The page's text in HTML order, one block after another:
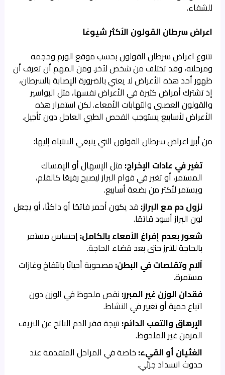
للشفاء.
اعراض سرطان القولون الأكثر شيوعًا
تتنوع اعراض سرطان القولون بحسب موقع الورم وحجمه
ومرحلته، وقد تختلف من شخص لآخر. ومن المهم أن تعرف أن
ظهور أحد هذه الأعراض لا يعني بالضرورة الإصابة بالسرطان،
إذ تشترك أمراض كثيرة في الأعراض نفسها، مثل البواسير
والقولون العصبي والتهابات الأمعاء. لكن استمرار هذه
الأعراض لأسابيع يستوجب الفحص الطبي العاجل دون تأجيل.
من أبرز اعراض سرطان القولون التي ينبغي الانتباه إليها:
تغير في عادات الإخراج: مثل الإسهال أو الإمساك
المستمر، أو تغير في قوام البراز ليصبح رفيعًا كالقلم،
ويستمر لأكثر من بضعة أسابيع.
نزول دم مع البراز: قد يكون أحمر فاتحًا أو داكنًا، أو يجعل
لون البراز أسود قاتمًا.
شعور بعدم إفراغ الأمعاء بالكامل: إحساس مستمر
بالحاجة للتبرز حتى بعد قضاء الحاجة.
آلام وتقلصات في البطن: مصحوبة أحيانًا بانتفاخ وغازات
مستمرة.
فقدان الوزن غير المبرر: نقص ملحوظ في الوزن دون
اتباع حمية أو تغيير في النشاط.
الإرهاق والتعب الدائم: نتيجة فقر الدم الناتج عن النزيف
المزمن غير الملحوظ.
الغثيان أو القيء: خاصة في المراحل المتقدمة عند
حدوث انسداد جزئي.